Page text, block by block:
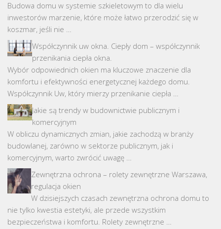
Budowa domu w systemie szkieletowym to dla wielu
inwestorów marzenie, które może łatwo przerodzić się w
koszmar, jeśli nie …
Współczynnik uw okna. Ciepły dom – współczynnik
przenikania ciepła okna.
Wybór odpowiednich okien ma kluczowe znaczenie dla
komfortu i efektywności energetycznej każdego domu.
Współczynnik Uw, który mierzy przenikanie ciepła …
Jakie są trendy w budownictwie publicznym i
komercyjnym
W obliczu dynamicznych zmian, jakie zachodzą w branży
budowlanej, zarówno w sektorze publicznym, jak i
komercyjnym, warto zwrócić uwagę …
Zewnętrzna ochrona – rolety zewnętrzne Warszawa,
regulacja okien
W dzisiejszych czasach zewnętrzna ochrona domu to
nie tylko kwestia estetyki, ale przede wszystkim
bezpieczeństwa i komfortu. Rolety zewnętrzne …